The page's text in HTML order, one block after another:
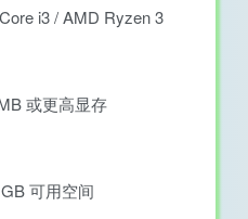
i3 / AMD Ryzen 3
或更高显存
可用空间